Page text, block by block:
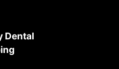
Dental